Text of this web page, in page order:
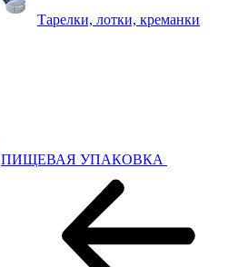
Тарелки, лотки, креманки
ПИЩЕВАЯ УПАКОВКА